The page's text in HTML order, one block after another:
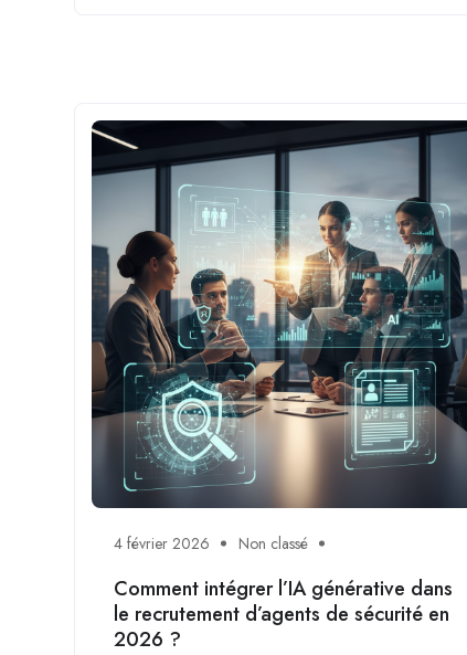
4 février 2026 Non classé
Comment intégrer l’IA générative dans
le recrutement d’agents de sécurité en
2026 ?